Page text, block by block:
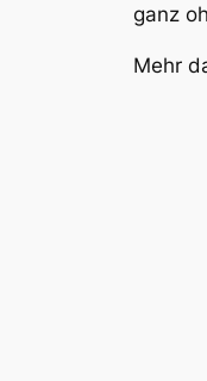
ganz
Mehr